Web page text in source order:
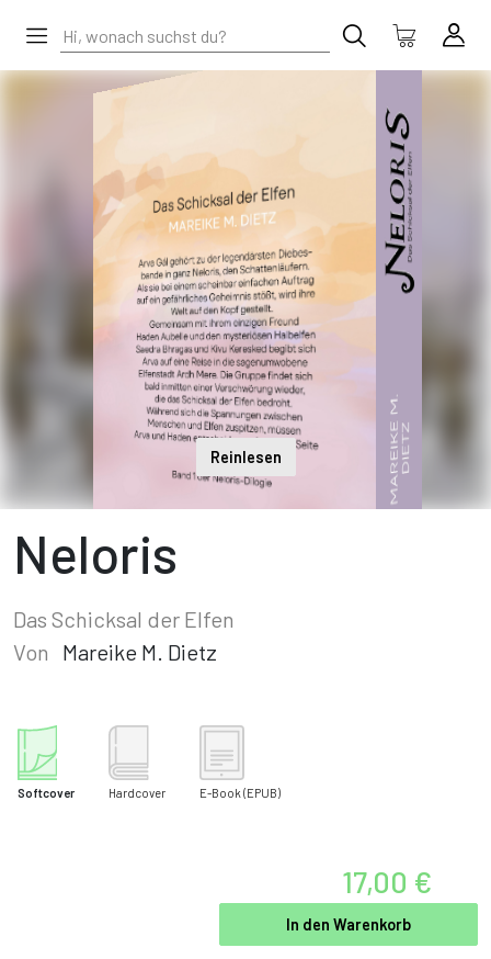
Reinlesen
Neloris
Das Schicksal der Elfen
Von
Mareike M. Dietz
Softcover Hardcover E-Book (EPUB)
17,00 €
In den Warenkorb